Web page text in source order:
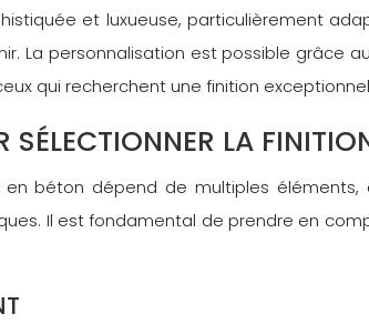
et luxueuse, particulièrement
La personnalisation est possible grâce
qui recherchent une finition
SÉLECTIONNER LA
béton dépend de multiples
Il est fondamental de prendre en